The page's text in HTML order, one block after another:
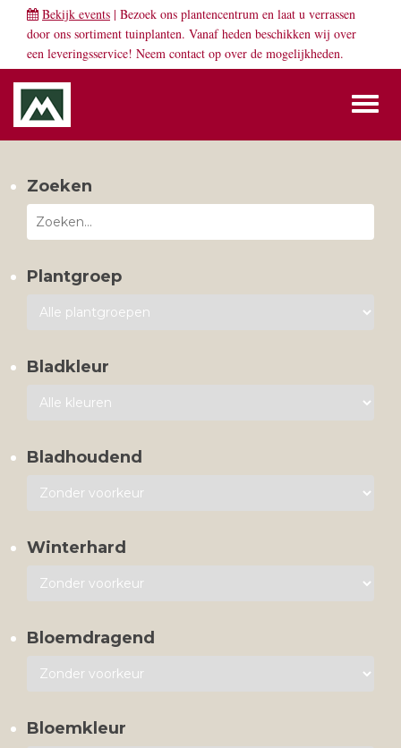
Bekijk events | Bezoek ons plantencentrum en laat u verrassen
door ons sortiment tuinplanten. Vanaf heden beschikken wij over
een leveringsservice! Neem contact op over de mogelijkheden.
Zoeken
Plantgroep
Bladkleur
Bladhoudend
Winterhard
Bloemdragend
Bloemkleur